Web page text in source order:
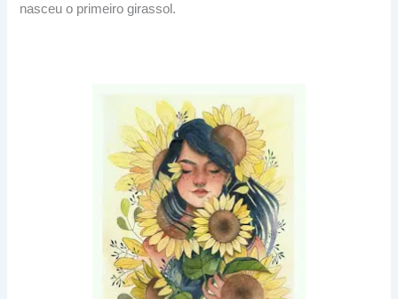
nasceu o primeiro girassol.